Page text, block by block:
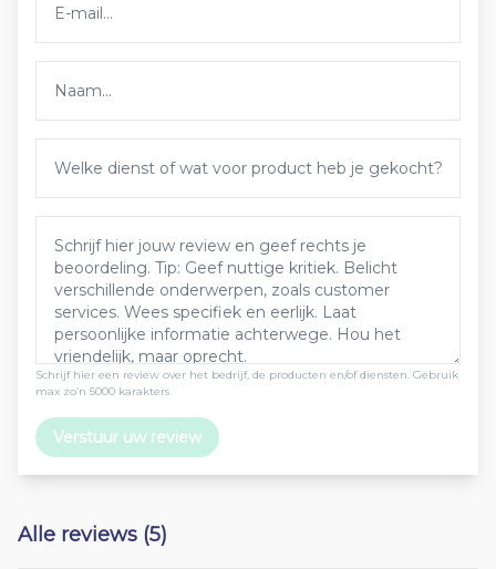
Schrijf hier een review over het bedrijf, de producten en/of diensten. Gebruik
max zo’n 5000 karakters
Verstuur uw review
Alle reviews (5)